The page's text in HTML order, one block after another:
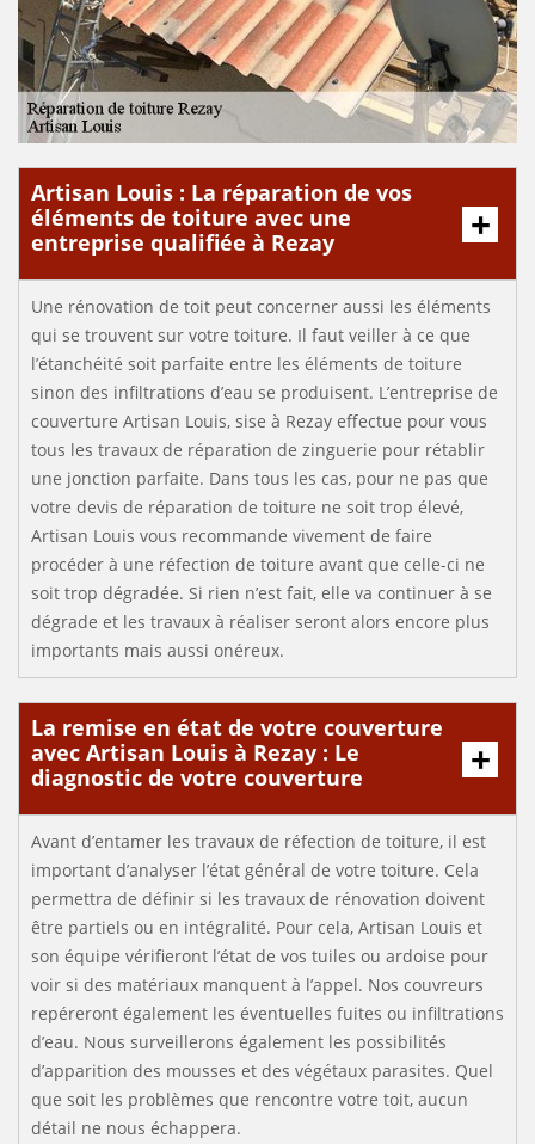
Artisan Louis : La réparation de vos
éléments de toiture avec une
entreprise qualifiée à Rezay
Une rénovation de toit peut concerner aussi les éléments
qui se trouvent sur votre toiture. Il faut veiller à ce que
l’étanchéité soit parfaite entre les éléments de toiture
sinon des infiltrations d’eau se produisent. L’entreprise de
couverture Artisan Louis, sise à Rezay effectue pour vous
tous les travaux de réparation de zinguerie pour rétablir
une jonction parfaite. Dans tous les cas, pour ne pas que
votre devis de réparation de toiture ne soit trop élevé,
Artisan Louis vous recommande vivement de faire
procéder à une réfection de toiture avant que celle-ci ne
soit trop dégradée. Si rien n’est fait, elle va continuer à se
dégrade et les travaux à réaliser seront alors encore plus
importants mais aussi onéreux.
La remise en état de votre couverture
avec Artisan Louis à Rezay : Le
diagnostic de votre couverture
Avant d’entamer les travaux de réfection de toiture, il est
important d’analyser l’état général de votre toiture. Cela
permettra de définir si les travaux de rénovation doivent
être partiels ou en intégralité. Pour cela, Artisan Louis et
son équipe vérifieront l’état de vos tuiles ou ardoise pour
voir si des matériaux manquent à l’appel. Nos couvreurs
repéreront également les éventuelles fuites ou infiltrations
d’eau. Nous surveillerons également les possibilités
d’apparition des mousses et des végétaux parasites. Quel
que soit les problèmes que rencontre votre toit, aucun
détail ne nous échappera.